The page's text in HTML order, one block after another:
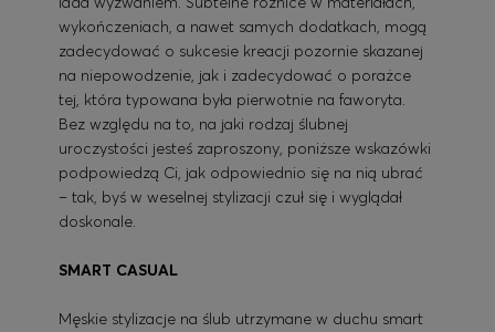
wykończeniach, a nawet samych dodatkach, mogą
zadecydować o sukcesie kreacji pozornie skazanej
na niepowodzenie, jak i zadecydować o porażce
tej, która typowana była pierwotnie na faworyta.
Bez względu na to, na jaki rodzaj ślubnej
uroczystości jesteś zaproszony, poniższe wskazówki
podpowiedzą Ci, jak odpowiednio się na nią ubrać
– tak, byś w weselnej stylizacji czuł się i wyglądał
doskonale.
SMART CASUAL
Męskie stylizacje na ślub utrzymane w duchu smart